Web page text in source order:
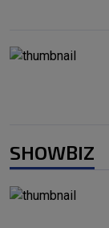
SHOWBIZ